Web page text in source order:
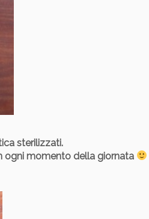
sterilizzati.
ogni momento della giornata